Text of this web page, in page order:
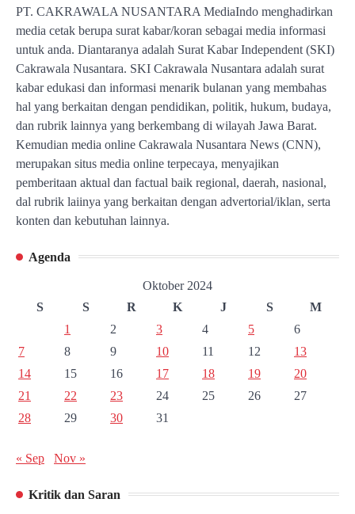
PT. CAKRAWALA NUSANTARA MediaIndo menghadirkan
media cetak berupa surat kabar/koran sebagai media informasi
untuk anda. Diantaranya adalah Surat Kabar Independent (SKI)
Cakrawala Nusantara. SKI Cakrawala Nusantara adalah surat
kabar edukasi dan informasi menarik bulanan yang membahas
hal yang berkaitan dengan pendidikan, politik, hukum, budaya,
dan rubrik lainnya yang berkembang di wilayah Jawa Barat.
Kemudian media online Cakrawala Nusantara News (CNN),
merupakan situs media online terpecaya, menyajikan
pemberitaan aktual dan factual baik regional, daerah, nasional,
dal rubrik laiinya yang berkaitan dengan advertorial/iklan, serta
konten dan kebutuhan lainnya.
Agenda
Oktober 2024
S
S R K J S
M
1
2 3 4 5
6
7
8 9 10 11 12
13
14
15 16 17 18 19
20
21
22 23 24 25 26
27
28
29 30 31
« Sep Nov »
Kritik dan Saran